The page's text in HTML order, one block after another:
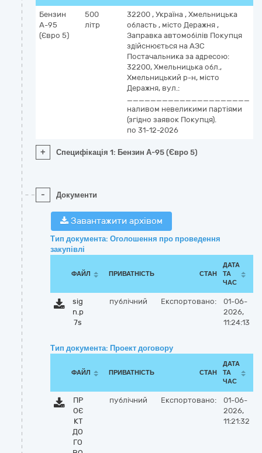
Бензин
А-95
(Євро 5)
500
літр
32200 , Україна , Хмельницька
область , місто Деражня ,
Заправка автомобілів Покупця
здійснюється на АЗС
Постачальника за адресою:
32200, Хмельницька обл.,
Хмельницький р-н, місто
Деражня, вул.:
_____________________
наливом невеликими партіями
(згідно заявок Покупця).
по 31-12-2026
+ Специфікація 1: Бензин А-95 (Євро 5)
- Документи
Завантажити архівом
Тип документа: Оголошення про проведення
закупівлі
ФАЙЛ ПРИВАТНІСТЬ СТАН
ДАТА
ТА
ЧАС
sig
n.p
7s
публічний Експортовано:
01-06-
2026,
11:24:13
Тип документа: Проект договору
ФАЙЛ ПРИВАТНІСТЬ СТАН
ДАТА
ТА
ЧАС
ПР
ОЄ
КТ
ДО
ГО
публічний Експортовано:
01-06-
2026,
11:21:32